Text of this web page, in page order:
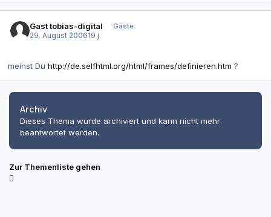
Gast tobias-digital
Gäste
29. August 200619 j
meinst Du http://de.selfhtml.org/html/frames/definieren.htm ?
Archiv
Dieses Thema wurde archiviert und kann nicht mehr
beantwortet werden.
Zur Themenliste gehen